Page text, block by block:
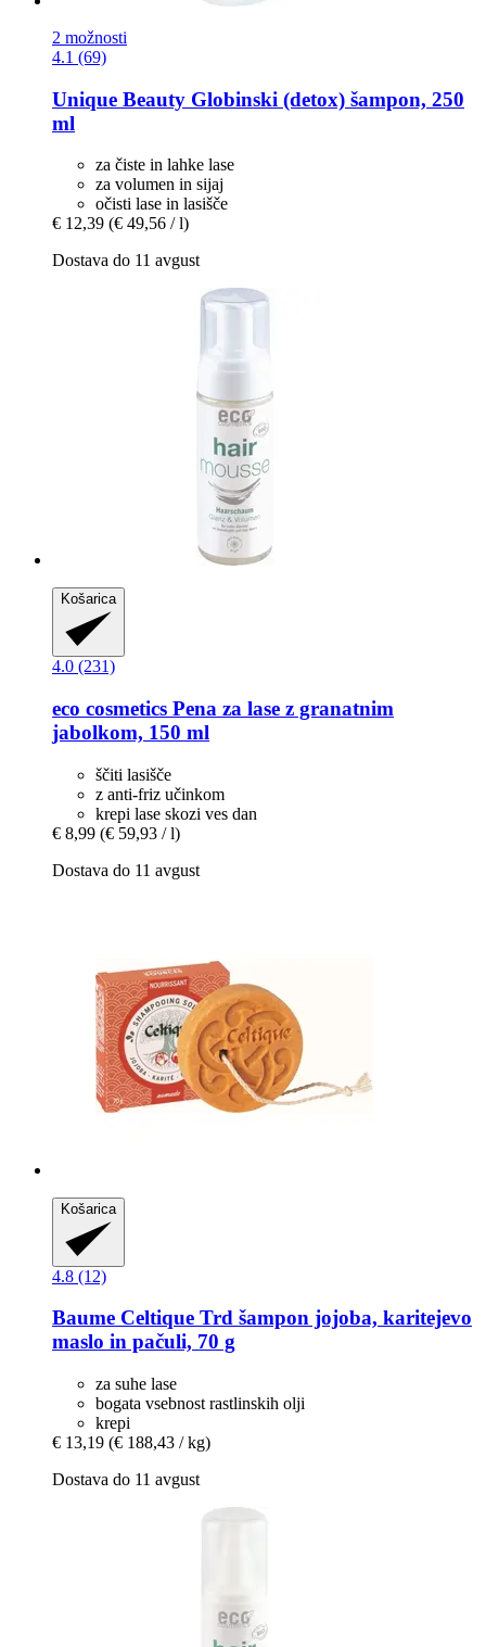
2 možnosti
4.1 (69)
Unique Beauty Globinski (detox) šampon, 250
ml
za čiste in lahke lase
za volumen in sijaj
očisti lase in lasišče
€ 12,39 (€ 49,56 / l)
Dostava do 11 avgust
Košarica
4.0 (231)
eco cosmetics Pena za lase z granatnim
jabolkom, 150 ml
ščiti lasišče
z anti-friz učinkom
krepi lase skozi ves dan
€ 8,99 (€ 59,93 / l)
Dostava do 11 avgust
Košarica
4.8 (12)
Baume Celtique Trd šampon jojoba, karitejevo
maslo in pačuli, 70 g
za suhe lase
bogata vsebnost rastlinskih olji
krepi
€ 13,19 (€ 188,43 / kg)
Dostava do 11 avgust